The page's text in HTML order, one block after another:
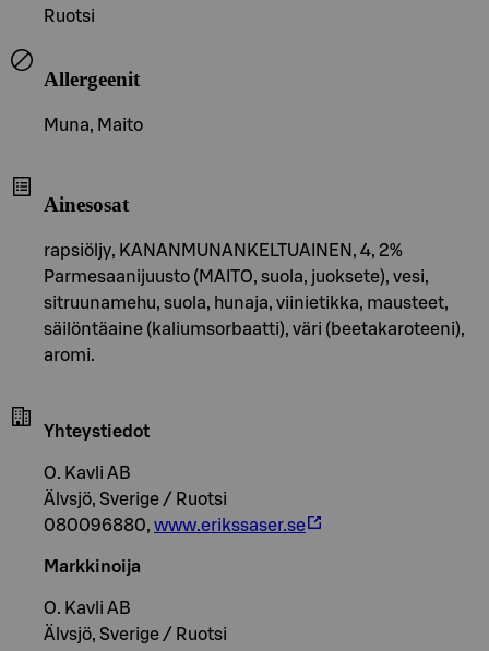
Ruotsi
Allergeenit
Muna, Maito
Ainesosat
rapsiöljy, KANANMUNANKELTUAINEN, 4, 2%
Parmesaanijuusto (MAITO, suola, juoksete), vesi,
sitruunamehu, suola, hunaja, viinietikka, mausteet,
säilöntäaine (kaliumsorbaatti), väri (beetakaroteeni),
aromi.
Yhteystiedot
O. Kavli AB
Älvsjö, Sverige / Ruotsi
080096880, www.erikssaser.se
Markkinoija
O. Kavli AB
Älvsjö, Sverige / Ruotsi